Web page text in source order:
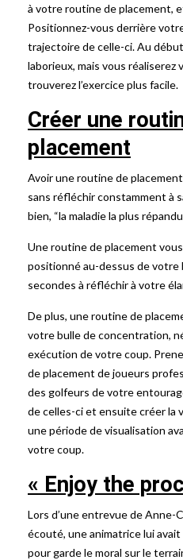
à votre routine de placement,
Positionnez-vous derrière
trajectoire de celle-ci. Au
laborieux, mais vous
trouverez l’exercice plus facile.
Créer une
placement
Avoir une routine de
sans réfléchir constamment à
bien, “la maladie la plus
Une routine de placement
positionné au-dessus de votre
secondes à réfléchir à votre
De plus, une routine de
votre bulle de concentration,
exécution de votre coup.
de placement de joueurs
des golfeurs de votre
de celles-ci et ensuite créer la
une période de visualisation
votre coup.
« Enjoy the
Lors d’une entrevue de Anne-
écouté, une animatrice lui
pour garde le moral sur le